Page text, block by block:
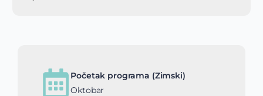
Početak programa (Zimski)
Oktobar